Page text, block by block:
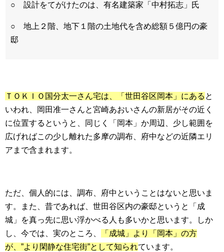
○ 設計をてがけたのは、有名建築家「中村拓志」氏
○ 地上２階、地下１階の土地代を含め総額５億円の豪
邸
ＴＯＫＩＯ国分太一さん宅は、「世田谷区岡本」にある と
いわれ、岡田准一さんと宮崎あおいさんの新居がその近く
に位置するというと、同じく「岡本」か周辺、少し範囲を
広げればこの少し離れた多摩の調布、府中などの近隣エリ
アまで含まれます。
ただ、個人的には、調布、府中ということはないと思いま
す。また、昔であれば、世田谷区内の豪邸というと「成
城」を真っ先に思い浮かべる人も多いかと思います。しか
し、今では、実のところ、
「成城」より「岡本」の方
が、”より閑静な住宅街”として知られています。